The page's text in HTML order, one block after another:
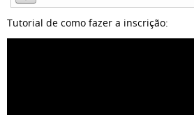
Tutorial de como fazer a inscrição: